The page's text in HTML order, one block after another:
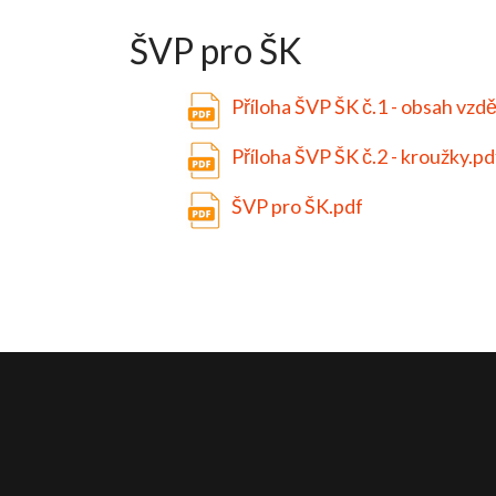
ŠVP pro ŠK
Příloha ŠVP ŠK č.1 - obsah
Příloha ŠVP ŠK č.2 -
ŠVP pro ŠK.pdf